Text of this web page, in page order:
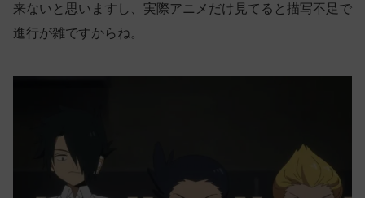
来ないと思いますし、実際アニメだけ見てると描写不足で
進行が雑ですからね。